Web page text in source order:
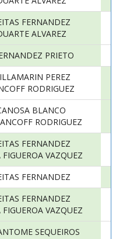
FERNANDEZ
ALVAREZ
PRIETO
PEREZ
RODRIGUEZ
BLANCO
RODRIGUEZ
FERNANDEZ
VAZQUEZ
FERNANDEZ
FERNANDEZ
VAZQUEZ
SEQUEIROS